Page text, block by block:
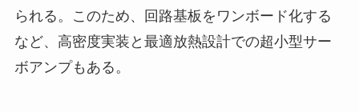
られる。このため、回路基板をワンボード化する
など、高密度実装と最適放熱設計での超小型サー
ボアンプもある。